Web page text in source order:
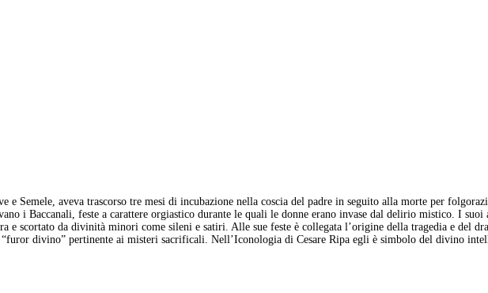
Semele, aveva trascorso tre mesi di incubazione nella coscia del padre in seguito alla morte per
i Baccanali, feste a carattere orgiastico durante le quali le donne erano invase dal delirio mistico. I
scortato da divinità minori come sileni e satiri. Alle sue feste è collegata l’origine della tragedia e del
divino” pertinente ai misteri sacrificali. Nell’Iconologia di Cesare Ripa egli è simbolo del divino